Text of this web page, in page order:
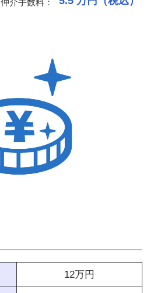
仲介手数料：
12万円